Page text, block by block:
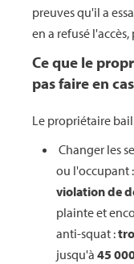
preuves qu'il a
en a refusé
Ce que le
pas faire en
Le propriétaire
Changer les
ou l'occupant
violation de
plainte et
anti-squat :
jusqu'à 45